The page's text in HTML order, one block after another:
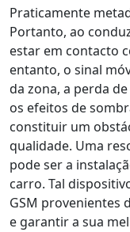
Praticamente
Portanto, ao
estar em contacto
entanto, o sinal
da zona, a perda
os efeitos de
constituir um
qualidade. Uma
pode ser a
carro. Tal
GSM provenientes
e garantir a sua